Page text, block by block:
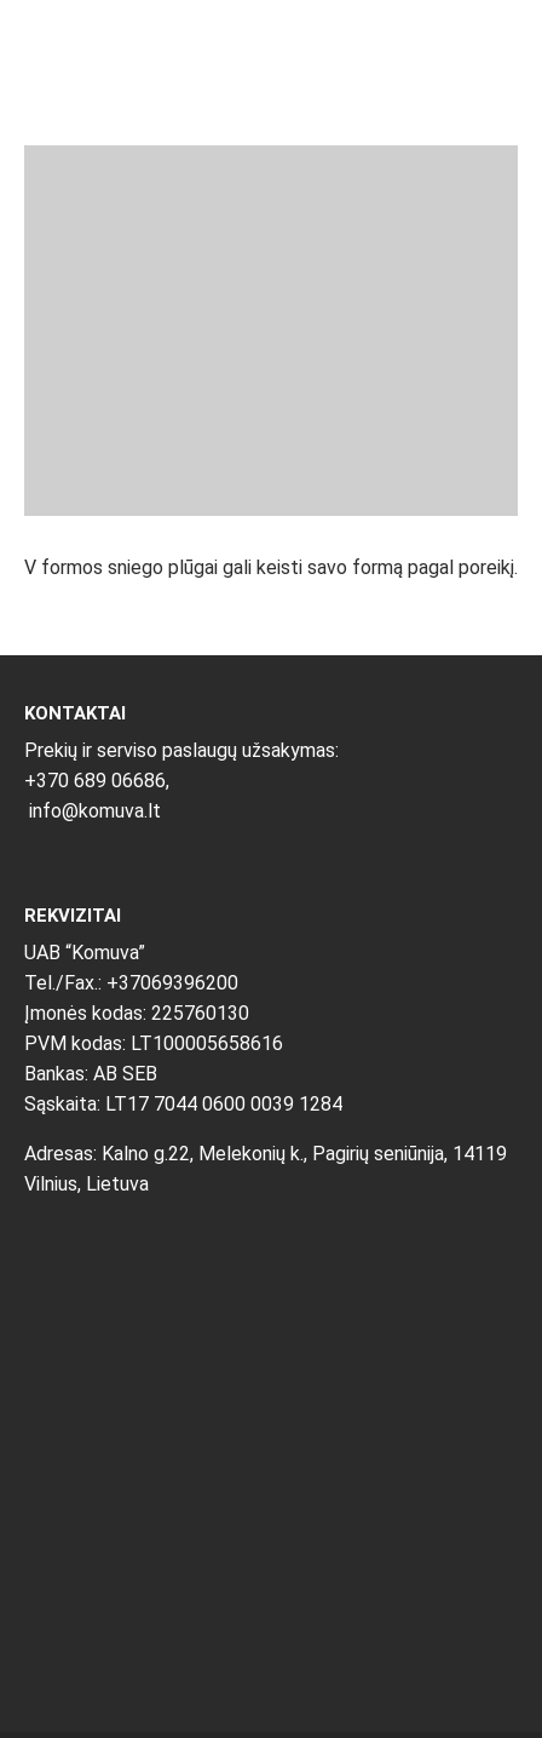
V formos sniego plūgai gali keisti savo formą pagal poreikį.
KONTAKTAI
Prekių ir serviso paslaugų užsakymas:
+370 689 06686,
info@komuva.lt
REKVIZITAI
UAB “Komuva”
Tel./Fax.: +37069396200
Įmonės kodas: 225760130
PVM kodas: LT100005658616
Bankas: AB SEB
Sąskaita: LT17 7044 0600 0039 1284
Adresas: Kalno g.22, Melekonių k., Pagirių seniūnija, 14119
Vilnius, Lietuva